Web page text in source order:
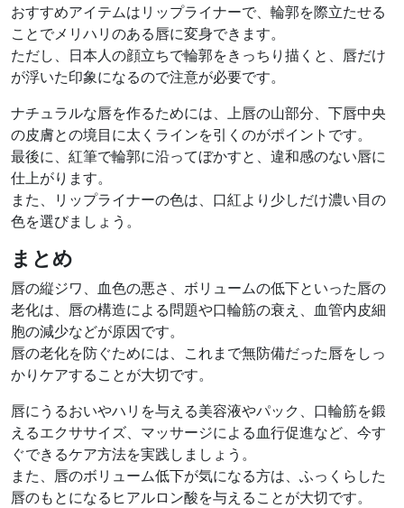
おすすめアイテムはリップライナーで、輪郭を際立たせる
ことでメリハリのある唇に変身できます。
ただし、日本人の顔立ちで輪郭をきっちり描くと、唇だけ
が浮いた印象になるので注意が必要です。
ナチュラルな唇を作るためには、上唇の山部分、下唇中央
の皮膚との境目に太くラインを引くのがポイントです。
最後に、紅筆で輪郭に沿ってぼかすと、違和感のない唇に
仕上がります。
また、リップライナーの色は、口紅より少しだけ濃い目の
色を選びましょう。
まとめ
唇の縦ジワ、血色の悪さ、ボリュームの低下といった唇の
老化は、唇の構造による問題や口輪筋の衰え、血管内皮細
胞の減少などが原因です。
唇の老化を防ぐためには、これまで無防備だった唇をしっ
かりケアすることが大切です。
唇にうるおいやハリを与える美容液やパック、口輪筋を鍛
えるエクササイズ、マッサージによる血行促進など、今す
ぐできるケア方法を実践しましょう。
また、唇のボリューム低下が気になる方は、ふっくらした
唇のもとになるヒアルロン酸を与えることが大切です。